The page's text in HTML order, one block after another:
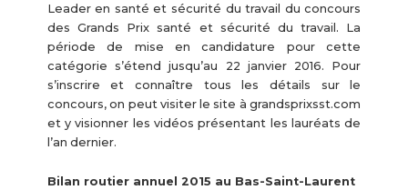
Leader en santé et sécurité du travail du concours
des Grands Prix santé et sécurité du travail. La
période de mise en candidature pour cette
catégorie s’étend jusqu’au 22 janvier 2016. Pour
s’inscrire et connaître tous les détails sur le
concours, on peut visiter le site à grandsprixsst.com
et y visionner les vidéos présentant les lauréats de
l’an dernier.
Bilan routier annuel 2015 au Bas-Saint-Laurent